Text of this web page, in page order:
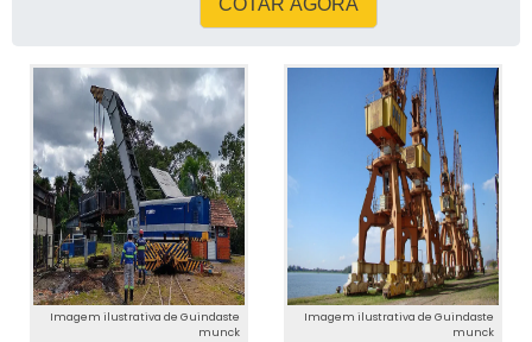
Imagem ilustrativa de Guindaste
munck
Imagem ilustrativa de Guindaste
munck